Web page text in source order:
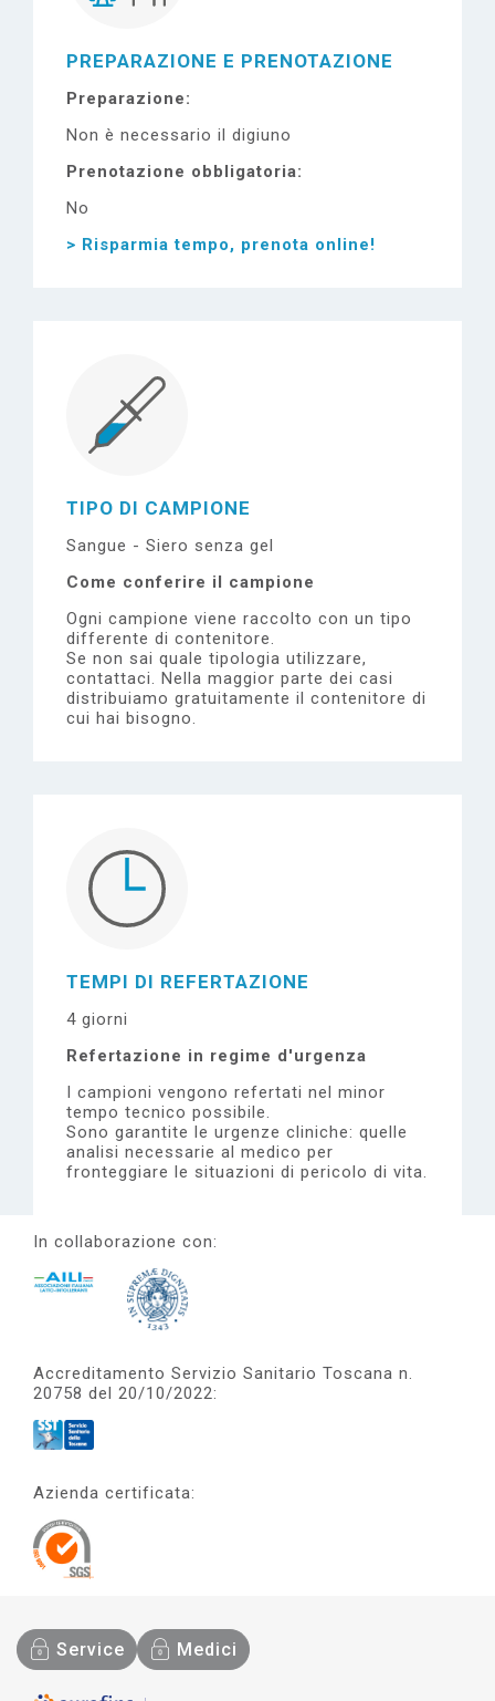
PREPARAZIONE E PRENOTAZIONE
Preparazione
Non è necessario il digiuno
Prenotazione obbligatoria
No
> Risparmia tempo, prenota online!
TIPO DI CAMPIONE
Sangue - Siero senza gel
Come conferire il campione
Ogni campione viene raccolto con un tipo
differente di contenitore.
Se non sai quale tipologia utilizzare,
contattaci. Nella maggior parte dei casi
distribuiamo gratuitamente il contenitore di
cui hai bisogno.
TEMPI DI REFERTAZIONE
4 giorni
Refertazione in regime d'urgenza
I campioni vengono refertati nel minor
tempo tecnico possibile.
Sono garantite le urgenze cliniche: quelle
analisi necessarie al medico per
fronteggiare le situazioni di pericolo di vita.
In collaborazione con:
Accreditamento Servizio Sanitario Toscana n.
20758 del 20/10/2022:
Azienda certificata:
Service Medici